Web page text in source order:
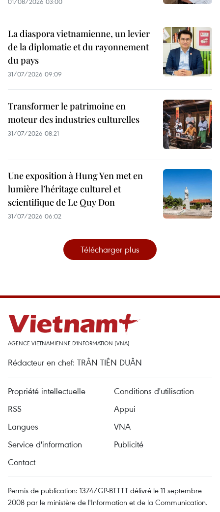
La diaspora vietnamienne, un levier
de la diplomatie et du rayonnement
du pays
31/07/2026 09:09
Transformer le patrimoine en
moteur des industries culturelles
31/07/2026 08:21
Une exposition à Hung Yen met en
lumière l’héritage culturel et
scientifique de Le Quy Don
31/07/2026 06:02
Télécharger plus
AGENCE VIETNAMIENNE D'INFORMATION (VNA)
Rédacteur en chef: TRÂN TIÊN DUÂN
Propriété intellectuelle
Conditions d'utilisation
RSS
Appui
Langues
VNA
Service d'information
Publicité
Contact
Permis de publication: 1374/GP-BTTTT délivré le 11 septembre
2008 par le ministère de l'Information et de la Communication.